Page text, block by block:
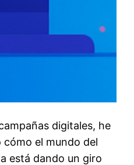
digitales, he
el mundo del
está dando un giro